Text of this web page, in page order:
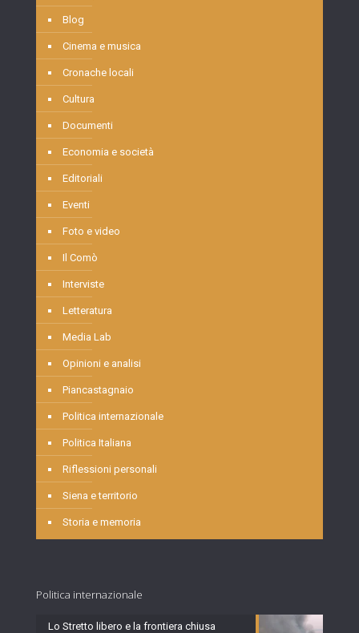
Blog
Cinema e musica
Cronache locali
Cultura
Documenti
Economia e società
Editoriali
Eventi
Foto e video
Il Comò
Interviste
Letteratura
Media Lab
Opinioni e analisi
Piancastagnaio
Politica internazionale
Politica Italiana
Riflessioni personali
Siena e territorio
Storia e memoria
Politica internazionale
Lo Stretto libero e la frontiera chiusa